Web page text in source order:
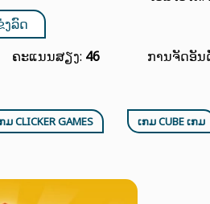
ງລົດ
ຄະແນນສຽງ: 46 ການຈັດອັນ
ມ CLICKER GAMES ເກມ CUBE ເກມ